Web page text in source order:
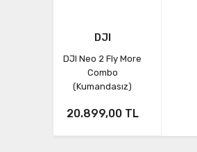
DJI
DJI Neo 2 Fly More
Combo
(Kumandasız)
20.899,00 TL